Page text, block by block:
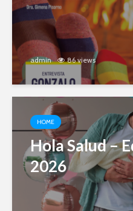
admin 86 views
HOME
Hola Salud –
2026